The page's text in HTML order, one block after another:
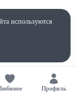
Профиль
используются